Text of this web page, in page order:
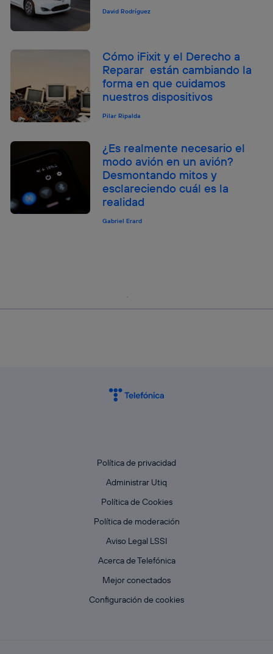
David Rodríguez
Cómo iFixit y el Derecho a
Reparar están cambiando la
forma en que cuidamos
nuestros dispositivos
Pilar Ripalda
¿Es realmente necesario el
modo avión en un avión?
Desmontando mitos y
esclareciendo cuál es la
realidad
Gabriel Erard
Política de privacidad
Administrar Utiq
Política de Cookies
Política de moderación
Aviso Legal LSSI
Acerca de Telefónica
Mejor conectados
Configuración de cookies